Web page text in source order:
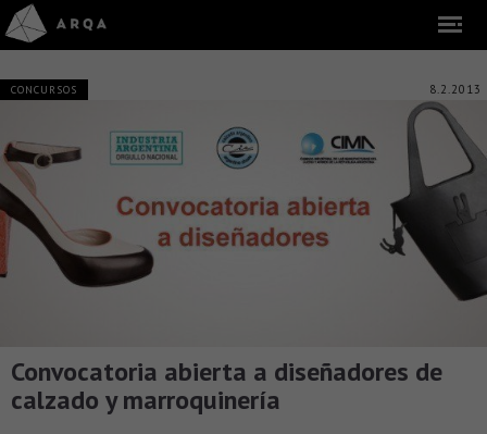
CONCURSOS 8.2.2013
Convocatoria abierta a diseñadores de
calzado y marroquinería